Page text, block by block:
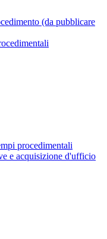
(da pubblicare
procedimentali
e acquisizione d'ufficio